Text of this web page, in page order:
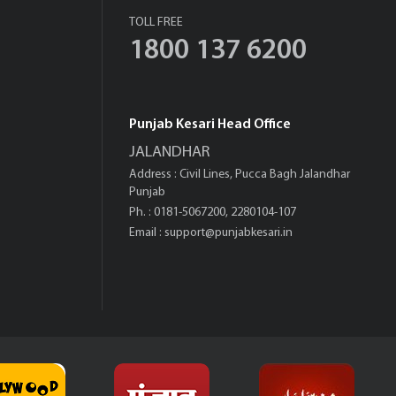
TOLL FREE
1800 137 6200
Punjab Kesari Head Office
JALANDHAR
Address : Civil Lines, Pucca Bagh Jalandhar
Punjab
Ph. : 0181-5067200, 2280104-107
Email : support@punjabkesari.in